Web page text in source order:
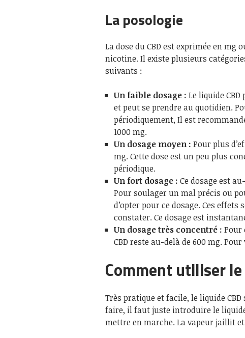
La posologie
La dose du CBD est exprimée en
nicotine. Il existe plusieurs
suivants :
Un faible dosage : Le liquide
et peut se prendre au quotidien.
périodiquement, Il est
1000 mg.
Un dosage moyen : Pour plus
mg. Cette dose est un peu plus
périodique.
Un fort dosage : Ce dosage est
Pour soulager un mal précis ou
d’opter pour ce dosage. Ces
constater. Ce dosage est
Un dosage très concentré : Pour
CBD reste au-delà de 600 mg.
Comment utiliser le
Très pratique et facile, le liquide
faire, il faut juste introduire le
mettre en marche. La vapeur jaillit